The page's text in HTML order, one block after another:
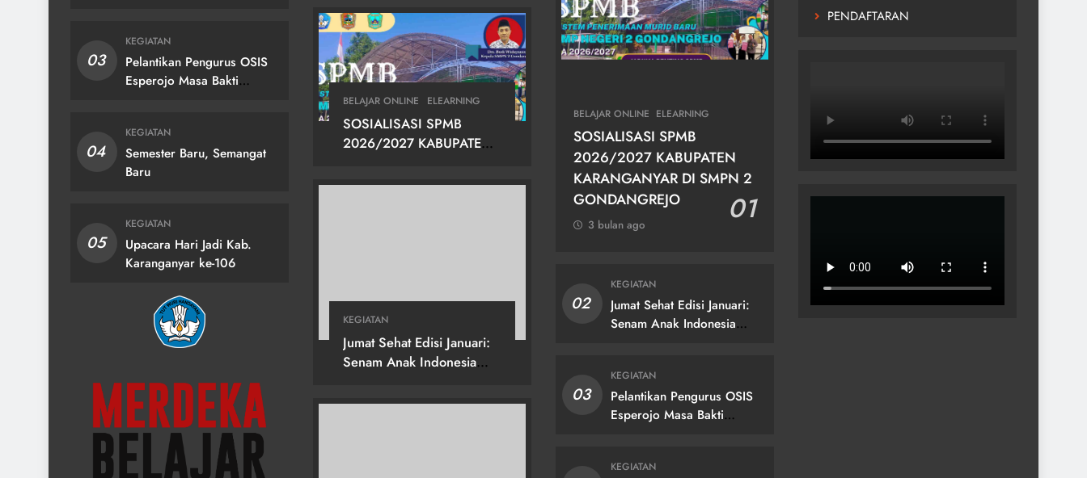
03
KEGIATAN
Pelantikan Pengurus OSIS
Esperojo Masa Bakti
04
KEGIATAN
Semester Baru, Semangat
Baru
05
KEGIATAN
Upacara Hari Jadi Kab.
Karanganyar ke-106
BELAJAR ONLINE ELEARNING
SOSIALISASI SPMB
2026/2027 KABUPATEN
2 GONDANGREJO
KEGIATAN
Jumat Sehat Edisi Januari:
Senam Anak Indonesia
BELAJAR ONLINE ELEARNING
SOSIALISASI SPMB
2026/2027 KABUPATEN
KARANGANYAR DI SMPN 2
GONDANGREJO
01
3 bulan ago
02
KEGIATAN
Jumat Sehat Edisi Januari:
Senam Anak Indonesia
03
KEGIATAN
Pelantikan Pengurus OSIS
Esperojo Masa Bakti
KEGIATAN
PENDAFTARAN